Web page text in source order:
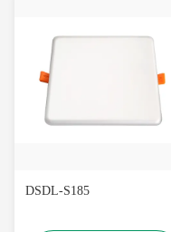
DSDL-S185